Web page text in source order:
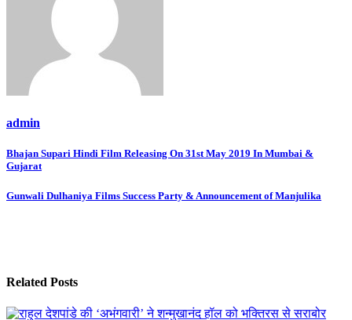
admin
Post
navigation
Bhajan Supari Hindi Film Releasing On 31st May 2019 In Mumbai &
Gujarat
Gunwali Dulhaniya Films Success Party & Announcement of Manjulika
Related Posts